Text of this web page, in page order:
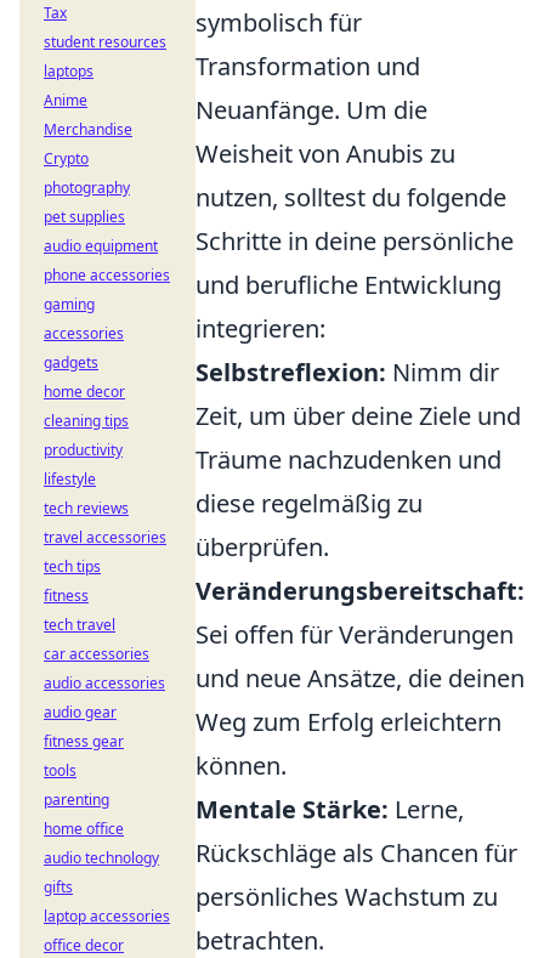
symbolisch für
Transformation und
Neuanfänge. Um die
Weisheit von Anubis zu
nutzen, solltest du folgende
Schritte in deine persönliche
und berufliche Entwicklung
integrieren:
Selbstreflexion: Nimm dir
Zeit, um über deine Ziele und
Träume nachzudenken und
diese regelmäßig zu
überprüfen.
Veränderungsbereitschaft:
Sei offen für Veränderungen
und neue Ansätze, die deinen
Weg zum Erfolg erleichtern
können.
Mentale Stärke: Lerne,
Rückschläge als Chancen für
persönliches Wachstum zu
betrachten.
Tax
student resources
laptops
Anime
Merchandise
Crypto
photography
pet supplies
audio equipment
phone accessories
gaming
accessories
gadgets
home decor
cleaning tips
productivity
lifestyle
tech reviews
travel accessories
tech tips
fitness
tech travel
car accessories
audio accessories
audio gear
fitness gear
tools
parenting
home office
audio technology
gifts
laptop accessories
office decor